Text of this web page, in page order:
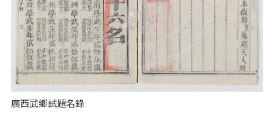
廣西武鄉試題名錄